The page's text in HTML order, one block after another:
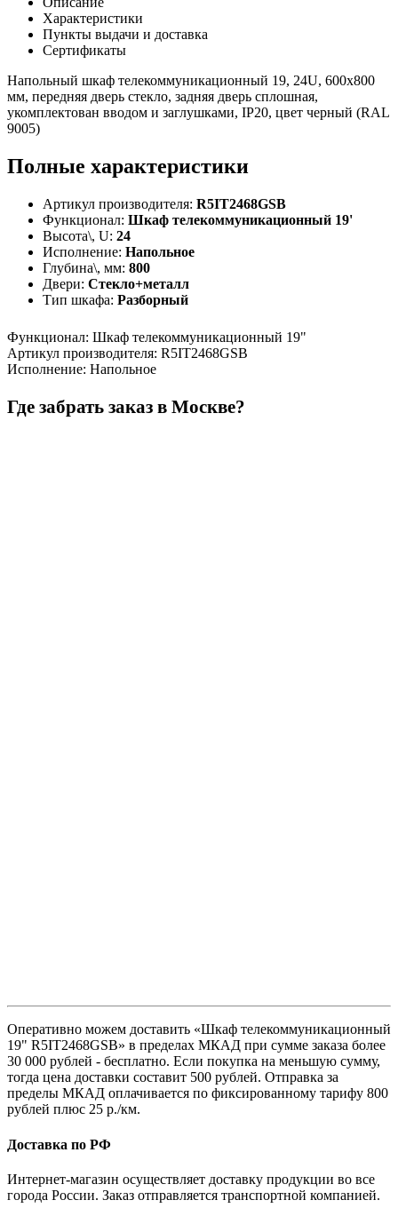
Характеристики
Пункты выдачи и доставка
Сертификаты
Напольный шкаф телекоммуникационный 19, 24U, 600х800
мм, передняя дверь стекло, задняя дверь сплошная,
укомплектован вводом и заглушками, IP20, цвет черный (RAL
9005)
Полные характеристики
Артикул производителя: R5IT2468GSB
Функционал: Шкаф телекоммуникационный 19'
Высота\, U: 24
Исполнение: Напольное
Глубина\, мм: 800
Двери: Стекло+металл
Тип шкафа: Разборный
Функционал: Шкаф телекоммуникационный 19"
Артикул производителя: R5IT2468GSB
Исполнение: Напольное
Где забрать заказ в Москве?
Оперативно можем доставить «Шкаф телекоммуникационный
19" R5IT2468GSB» в пределах МКАД при сумме заказа более
30 000 рублей - бесплатно. Если покупка на меньшую сумму,
тогда цена доставки составит 500 рублей. Отправка за
пределы МКАД оплачивается по фиксированному тарифу 800
рублей плюс 25 р./км.
Доставка по РФ
Интернет-магазин осуществляет доставку продукции во все
города России. Заказ отправляется транспортной компанией.